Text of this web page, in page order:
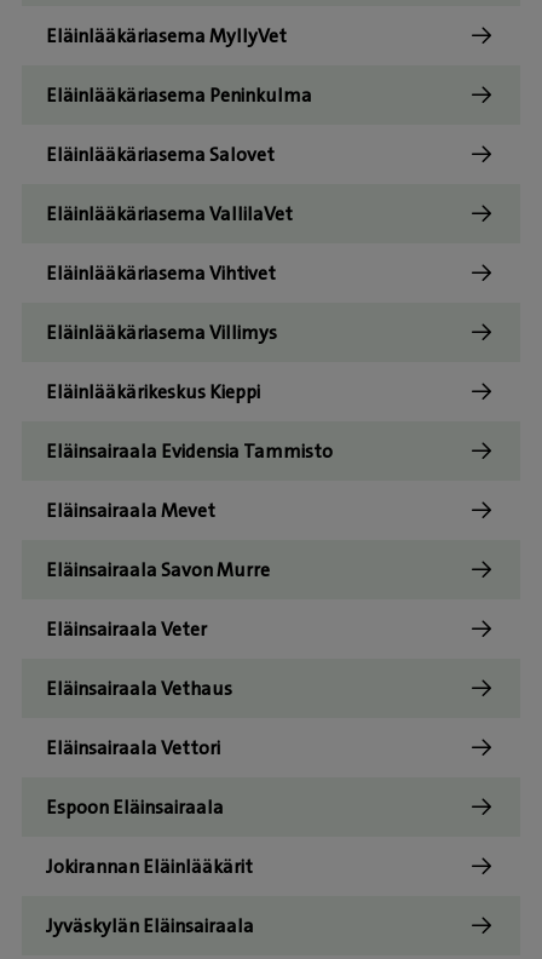
Eläinlääkäriasema MyllyVet
Eläinlääkäriasema Peninkulma
Eläinlääkäriasema Salovet
Eläinlääkäriasema VallilaVet
Eläinlääkäriasema Vihtivet
Eläinlääkäriasema Villimys
Eläinlääkärikeskus Kieppi
Eläinsairaala Evidensia Tammisto
Eläinsairaala Mevet
Eläinsairaala Savon Murre
Eläinsairaala Veter
Eläinsairaala Vethaus
Eläinsairaala Vettori
Espoon Eläinsairaala
Jokirannan Eläinlääkärit
Jyväskylän Eläinsairaala